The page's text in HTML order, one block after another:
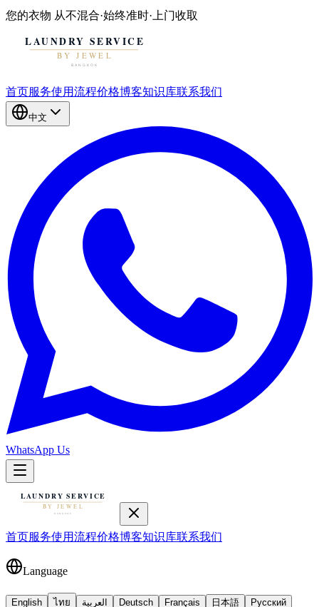
您的衣物 从不混合·始终准时· 上门收取
首页服务使用流程价格博客知识库联系我们
中文
WhatsApp Us
首页服务使用流程价格博客知识库联系我们
Language
English ไทย العربية Deutsch Français 日本語
Русский